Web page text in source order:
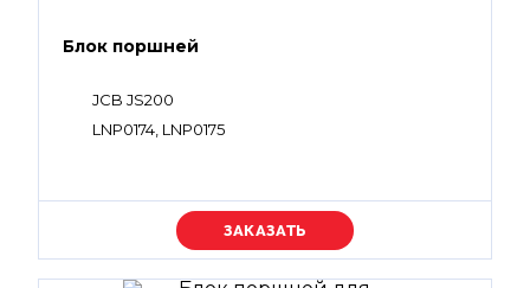
Блок поршней
JCB JS200
LNP0174, LNP0175
Уточняйте цену